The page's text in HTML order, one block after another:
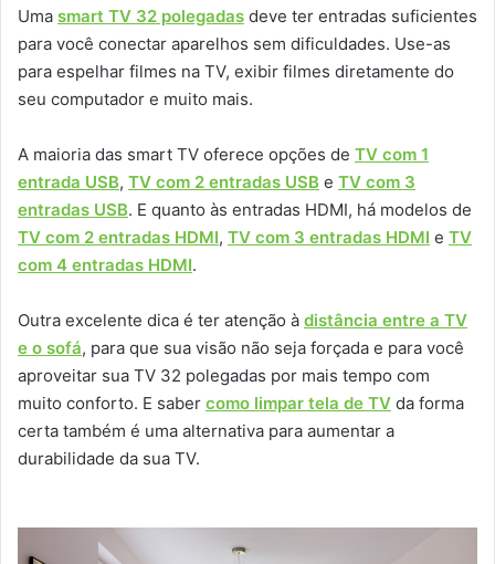
Uma smart TV 32 polegadas deve ter entradas suficientes
para você conectar aparelhos sem dificuldades. Use-as
para espelhar filmes na TV, exibir filmes diretamente do
seu computador e muito mais.
A maioria das smart TV oferece opções de TV com 1
entrada USB, TV com 2 entradas USB e TV com 3
entradas USB. E quanto às entradas HDMI, há modelos de
TV com 2 entradas HDMI, TV com 3 entradas HDMI e TV
com 4 entradas HDMI.
Outra excelente dica é ter atenção à distância entre a TV
e o sofá, para que sua visão não seja forçada e para você
aproveitar sua TV 32 polegadas por mais tempo com
muito conforto. E saber como limpar tela de TV da forma
certa também é uma alternativa para aumentar a
durabilidade da sua TV.